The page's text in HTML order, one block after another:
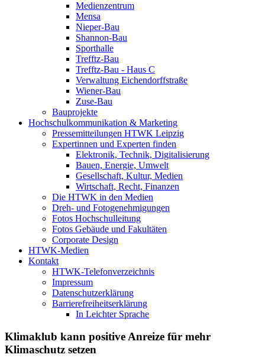
Medienzentrum
Mensa
Nieper-Bau
Shannon-Bau
Sporthalle
Trefftz-Bau
Trefftz-Bau - Haus C
Verwaltung Eichendorffstraße
Wiener-Bau
Zuse-Bau
Bauprojekte
Hochschulkommunikation & Marketing
Pressemitteilungen HTWK Leipzig
Expertinnen und Experten finden
Elektronik, Technik, Digitalisierung
Bauen, Energie, Umwelt
Gesellschaft, Kultur, Medien
Wirtschaft, Recht, Finanzen
Die HTWK in den Medien
Dreh- und Fotogenehmigungen
Fotos Hochschulleitung
Fotos Gebäude und Fakultäten
Corporate Design
HTWK-Medien
Kontakt
HTWK-Telefonverzeichnis
Impressum
Datenschutzerklärung
Barrierefreiheitserklärung
In Leichter Sprache
Klimaklub kann positive Anreize für mehr
Klimaschutz setzen